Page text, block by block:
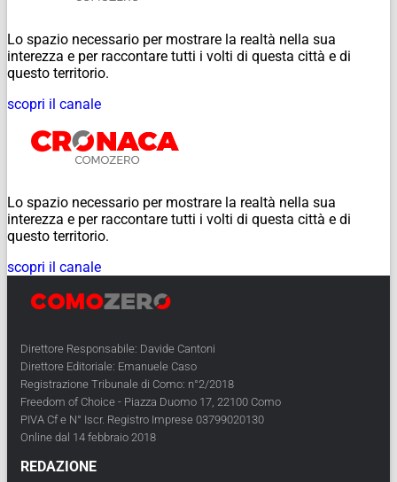
Lo spazio necessario per mostrare la realtà nella sua
interezza e per raccontare tutti i volti di questa città e di
questo territorio.
scopri il canale
Lo spazio necessario per mostrare la realtà nella sua
interezza e per raccontare tutti i volti di questa città e di
questo territorio.
scopri il canale
Direttore Responsabile: Davide Cantoni
Direttore Editoriale: Emanuele Caso
Registrazione Tribunale di Como: n°2/2018
Freedom of Choice - Piazza Duomo 17, 22100 Como
PIVA Cf e N° Iscr. Registro Imprese 03799020130
Online dal 14 febbraio 2018
REDAZIONE